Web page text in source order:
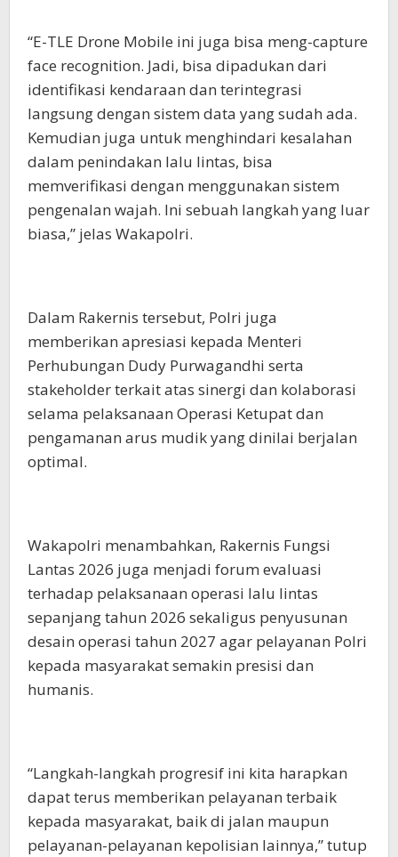
“E-TLE Drone Mobile ini juga bisa meng-capture
face recognition. Jadi, bisa dipadukan dari
identifikasi kendaraan dan terintegrasi
langsung dengan sistem data yang sudah ada.
Kemudian juga untuk menghindari kesalahan
dalam penindakan lalu lintas, bisa
memverifikasi dengan menggunakan sistem
pengenalan wajah. Ini sebuah langkah yang luar
biasa,” jelas Wakapolri.
Dalam Rakernis tersebut, Polri juga
memberikan apresiasi kepada Menteri
Perhubungan Dudy Purwagandhi serta
stakeholder terkait atas sinergi dan kolaborasi
selama pelaksanaan Operasi Ketupat dan
pengamanan arus mudik yang dinilai berjalan
optimal.
Wakapolri menambahkan, Rakernis Fungsi
Lantas 2026 juga menjadi forum evaluasi
terhadap pelaksanaan operasi lalu lintas
sepanjang tahun 2026 sekaligus penyusunan
desain operasi tahun 2027 agar pelayanan Polri
kepada masyarakat semakin presisi dan
humanis.
“Langkah-langkah progresif ini kita harapkan
dapat terus memberikan pelayanan terbaik
kepada masyarakat, baik di jalan maupun
pelayanan-pelayanan kepolisian lainnya,” tutup